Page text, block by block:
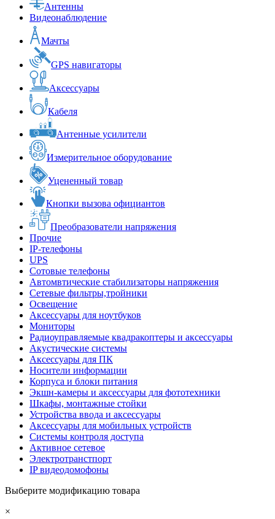
Антенны
Видеонаблюдение
Мачты
GPS навигаторы
Аксессуары
Кабеля
Антенные усилители
Измерительное оборудование
Уцененный товар
Кнопки вызова официантов
Преобразователи напряжения
Прочие
IP-телефоны
UPS
Сотовые телефоны
Автомвтические стабилизаторы напряжения
Сетевые фильтры,тройники
Освещение
Аксессуары для ноутбуков
Мониторы
Радиоуправляемые квадракоптеры и аксессуары
Акустические системы
Аксессуары для ПК
Носители информации
Корпуса и блоки питания
Экшн-камеры и аксессуары для фототехники
Шкафы, монтажные стойки
Устройства ввода и аксессуары
Аксессуары для мобильных устройств
Системы контроля доступа
Активное сетевое
Электротранстпорт
IP видеодомофоны
Выберите модификацию товара
×